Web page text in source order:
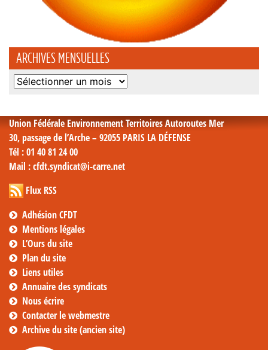
ARCHIVES MENSUELLES
Archives
Union Fédérale Environnement Territoires Autoroutes Mer
30, passage de l’Arche – 92055 PARIS LA DÉFENSE
Tél : 01 40 81 24 00
Mail : cfdt.syndicat@i-carre.net
Flux RSS
Adhésion CFDT
Mentions légales
L’Ours du site
Plan du site
Liens utiles
Annuaire des syndicats
Nous écrire
Contacter le webmestre
Archive du site (ancien site)